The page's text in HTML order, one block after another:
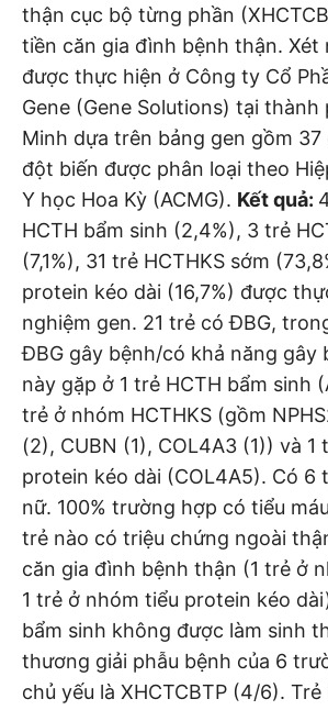
thận cục bộ từng phần
tiền căn gia đình bệnh thận. Xét
được thực hiện ở Công ty Cổ
Gene (Gene Solutions) tại thành
Minh dựa trên bảng gen gồm 37
đột biến được phân loại theo
Y học Hoa Kỳ (ACMG). Kết quả:
HCTH bẩm sinh (2,4%), 3 trẻ
(7,1%), 31 trẻ HCTHKS sớm
protein kéo dài (16,7%) được
nghiệm gen. 21 trẻ có ĐBG,
ĐBG gây bệnh/có khả năng gây
này gặp ở 1 trẻ HCTH bẩm sinh
trẻ ở nhóm HCTHKS (gồm
(2), CUBN (1), COL4A3 (1)) và 1
protein kéo dài (COL4A5). Có 6
nữ. 100% trường hợp có tiểu
trẻ nào có triệu chứng ngoài
căn gia đình bệnh thận (1 trẻ ở
1 trẻ ở nhóm tiểu protein kéo
bẩm sinh không được làm sinh
thương giải phẫu bệnh của 6
chủ yếu là XHCTCBTP (4/6). Trẻ